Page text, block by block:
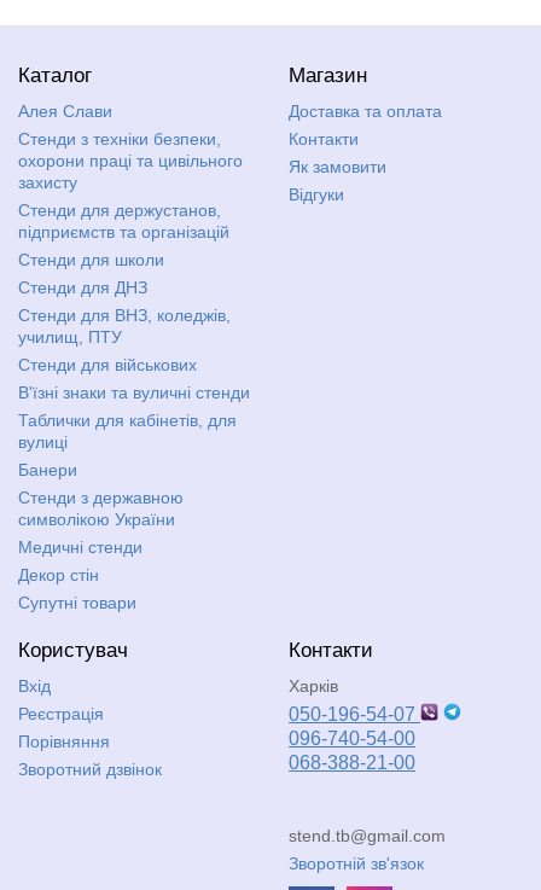
Каталог
Алея Слави
Стенди з техніки безпеки,
охорони праці та цивільного
захисту
Стенди для держустанов,
підприємств та організацій
Стенди для школи
Стенди для ДНЗ
Стенди для ВНЗ, коледжів,
училищ, ПТУ
Стенди для військових
В'їзні знаки та вуличні стенди
Таблички для кабінетів, для
вулиці
Банери
Стенди з державною
символікою України
Медичні стенди
Декор стін
Супутні товари
Магазин
Доставка та оплата
Контакти
Як замовити
Відгуки
Користувач
Вхід
Реєстрація
Порівняння
Зворотний дзвінок
Контакти
Харків
050-196-54-07
096-740-54-00
068-388-21-00
stend.tb@gmail.com
Зворотній зв'язок